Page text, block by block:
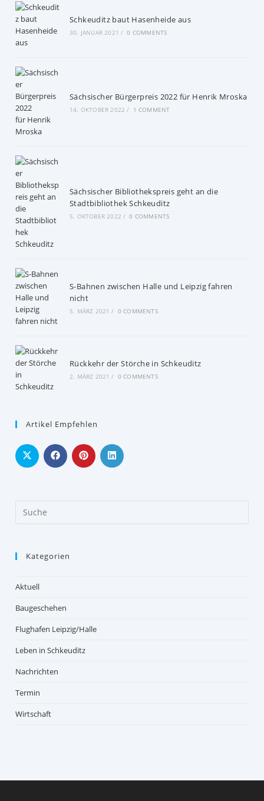
Schkeuditz baut Hasenheide aus
30. JANUAR 2021 / 0 COMMENTS
Sächsischer Bürgerpreis 2022 für Henrik Mroska
14. OKTOBER 2022 / 1 COMMENT
Sächsischer Bibliothekspreis geht an die
Stadtbibliothek Schkeuditz
5. OKTOBER 2022 / 0 COMMENTS
S-Bahnen zwischen Halle und Leipzig fahren
nicht
5. MÄRZ 2021 / 0 COMMENTS
Rückkehr der Störche in Schkeuditz
2. MÄRZ 2021 / 0 COMMENTS
Artikel Empfehlen
Kategorien
Aktuell
Baugeschehen
Flughafen Leipzig/Halle
Leben in Schkeuditz
Nachrichten
Termin
Wirtschaft